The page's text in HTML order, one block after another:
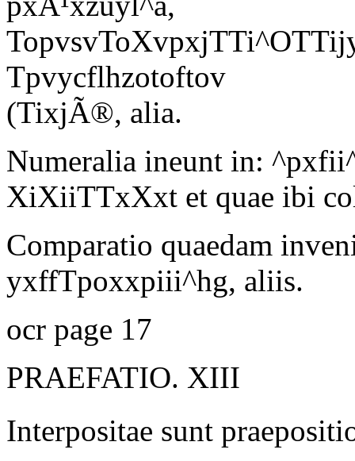
Tpvycflhzotoftov
(TixjÃ®, alia.
Numeralia ineunt in:
XiXiiTTxXxt et quae ibi
Comparatio quaedam
yxffTpoxxpiii^hg, aliis.
ocr page 17
PRAEFATIO. XIII
Interpositae sunt